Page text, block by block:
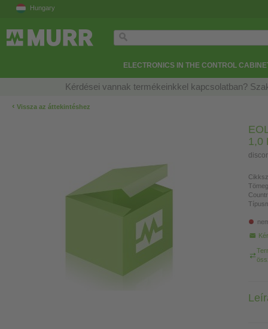
Hungary
ELECTRONICS IN THE CONTROL
Kérdései vannak termékeinkkel kapcsolatban?
‹ Vissza az áttekintéshez
1,0